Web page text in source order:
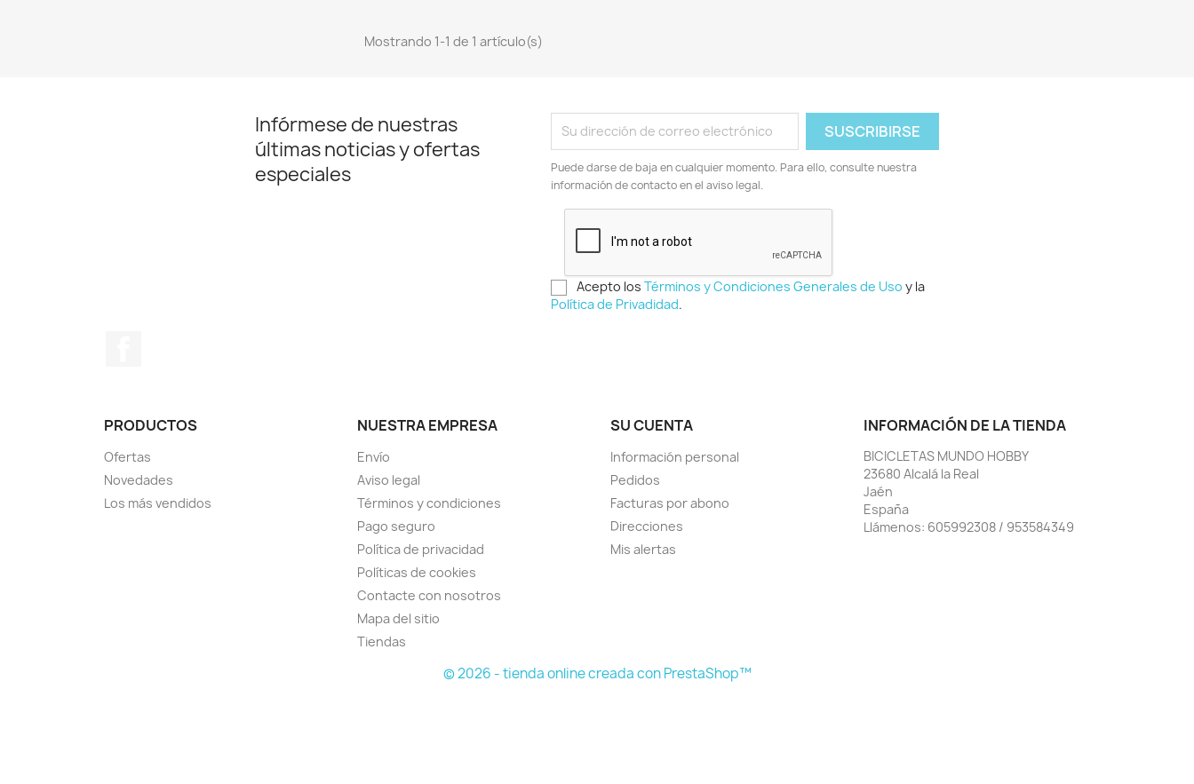
Mostrando 1-1 de 1 artículo(s)
Infórmese de nuestras
últimas noticias y ofertas
especiales
Puede darse de baja en cualquier momento. Para ello, consulte nuestra
información de contacto en el aviso legal.
Acepto losTérminos y Condiciones Generales de Uso y la
Política de Privadidad.
PRODUCTOS
Ofertas
Novedades
Los más vendidos
NUESTRA EMPRESA
Envío
Aviso legal
Términos y condiciones
Pago seguro
Política de privacidad
Políticas de cookies
Contacte con nosotros
Mapa del sitio
Tiendas
SU CUENTA
Información personal
Pedidos
Facturas por abono
Direcciones
Mis alertas
INFORMACIÓN DE LA TIENDA
BICICLETAS MUNDO HOBBY
23680 Alcalá la Real
Jaén
España
Llámenos: 605992308 / 953584349
© 2026 - tienda online creada con PrestaShop™